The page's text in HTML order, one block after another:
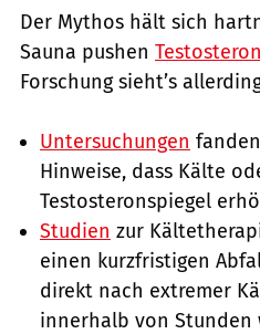
Der Mythos hält sich
Sauna pushen Testosteron
Forschung sieht’s
Untersuchungen
Hinweise, dass Kälte
Testosteronspiegel
Studien zur
einen kurzfristigen
direkt nach extremer
innerhalb von